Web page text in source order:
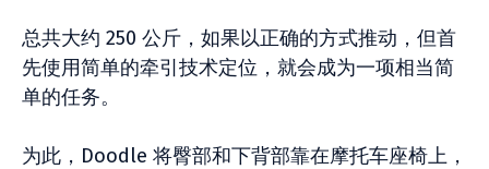
总共大约 250 公斤，如果以正确的方式推动，但首
先使用简单的牵引技术定位，就会成为一项相当简
单的任务。
为此，Doodle 将臀部和下背部靠在摩托车座椅上，